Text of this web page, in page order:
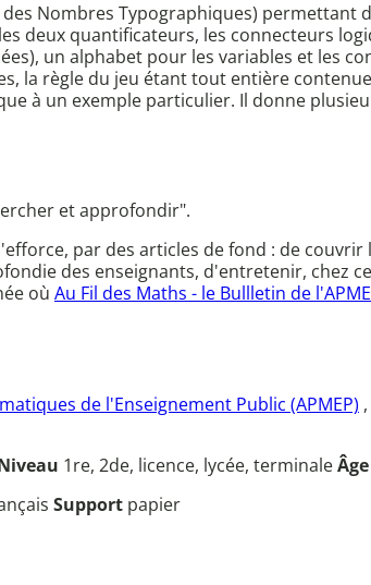
des Nombres Typographiques)
deux quantificateurs, les connecteurs
un alphabet pour les variables et les
la règle du jeu étant tout entière
à un exemple particulier. Il donne
et approfondir".
par des articles de fond : de
des enseignants, d'entretenir, chez
où Au Fil des Maths - le Bullletin de
de l'Enseignement Public (APMEP)
1re, 2de, licence, lycée, terminaleÂge
Support papier